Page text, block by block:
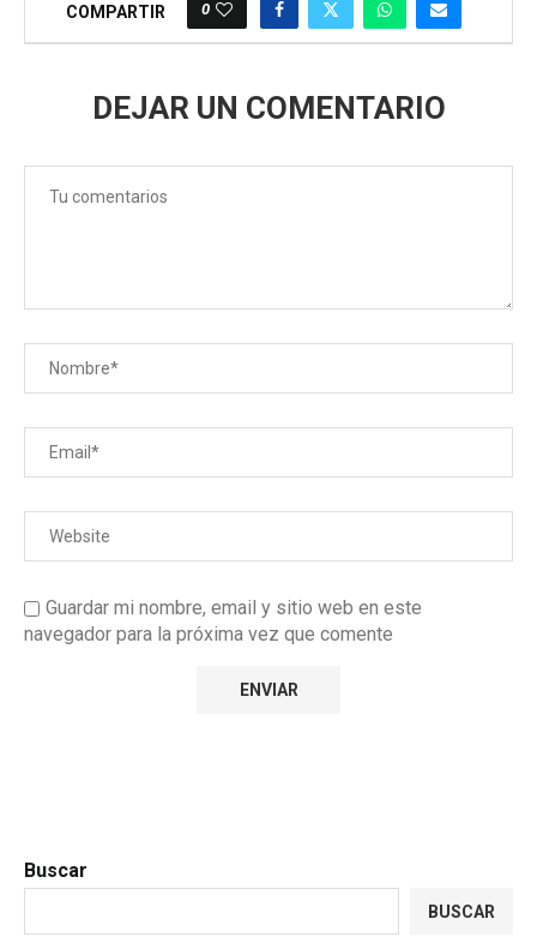
COMPARTIR 0
DEJAR UN COMENTARIO
Guardar mi nombre, email y sitio web en este
navegador para la próxima vez que comente
Buscar
BUSCAR